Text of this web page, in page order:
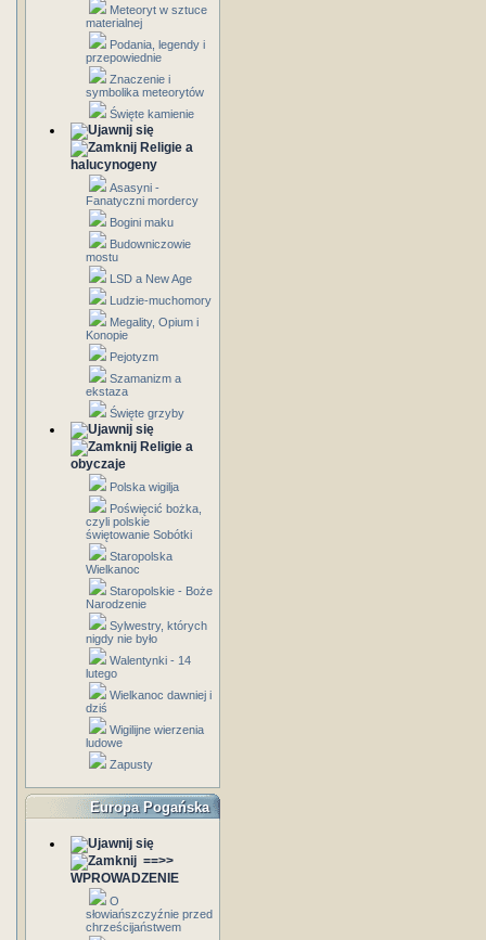
Meteoryt w sztuce
materialnej
Podania, legendy i
przepowiednie
Znaczenie i
symbolika meteorytów
Święte kamienie
Religie a
halucynogeny
Asasyni -
Fanatyczni mordercy
Bogini maku
Budowniczowie
mostu
LSD a New Age
Ludzie-muchomory
Megality, Opium i
Konopie
Pejotyzm
Szamanizm a
ekstaza
Święte grzyby
Religie a
obyczaje
Polska wigilja
Poświęcić bożka,
czyli polskie
świętowanie Sobótki
Staropolska
Wielkanoc
Staropolskie - Boże
Narodzenie
Sylwestry, których
nigdy nie było
Walentynki - 14
lutego
Wielkanoc dawniej i
dziś
Wigilijne wierzenia
ludowe
Zapusty
Europa Pogańska
==>>
WPROWADZENIE
O
słowiańszczyźnie przed
chrześcijaństwem